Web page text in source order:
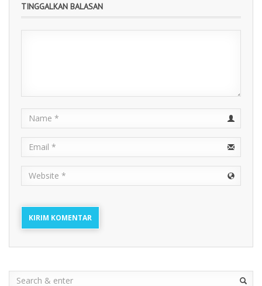
Informasi Peserta Didik Baru 2024/2025
TINGGALKAN BALASAN